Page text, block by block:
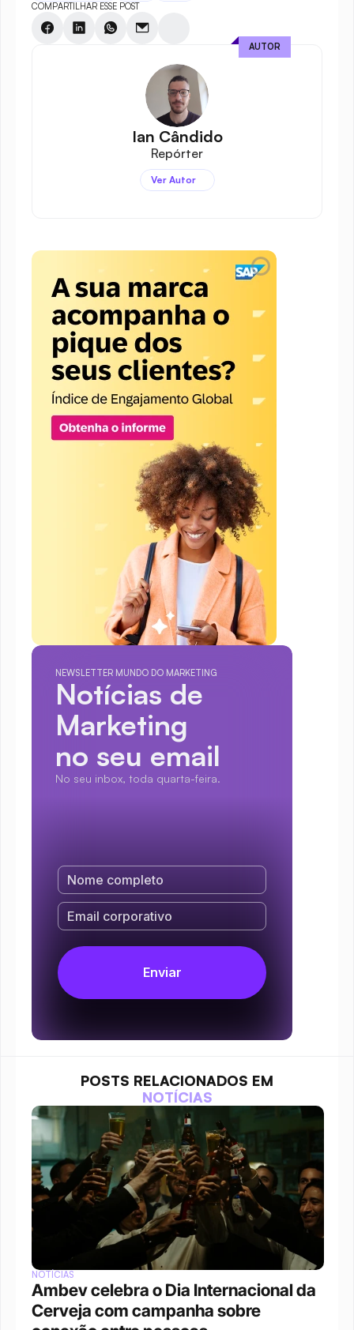
COMPARTILHAR ESSE POST
Ian Cândido
Repórter
Ver Autor
AUTOR
NEWSLETTER MUNDO DO MARKETING
Notícias de
Marketing
no seu email
No seu inbox, toda quarta-feira.
POSTS RELACIONADOS EM
NOTÍCIAS
NOTÍCIAS
Ambev celebra o Dia Internacional da
Cerveja com campanha sobre